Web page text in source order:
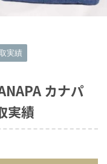
実績
カナパ
実績